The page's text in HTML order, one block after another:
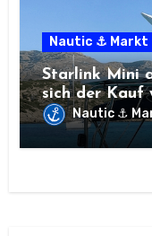
Nautic ⚓ Markt
Starlink Mini
sich der Kauf
Nautic ⚓